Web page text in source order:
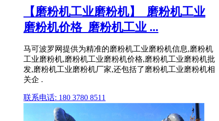
【磨粉机工业磨粉机】_磨粉机工业
磨粉机价格_磨粉机工业 ...
马可波罗网提供为精准的磨粉机工业磨粉机信息,磨粉机
工业磨粉机,磨粉机工业磨粉机价格,磨粉机工业磨粉机批
发,磨粉机工业磨粉机厂家,还包括了磨粉机工业磨粉机相
关企 .
联系电话: 180 3780 8511